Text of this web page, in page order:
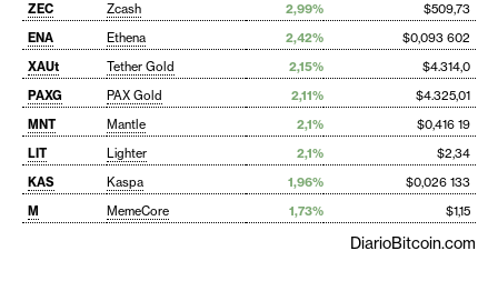
ZEC
Zcash 2,99%
$509,73
ENA
Ethena 2,42%
$0,093 602
XAUt
Tether Gold 2,15%
$4.314,0
PAXG
PAX Gold 2,11%
$4.325,01
MNT
Mantle 2,1%
$0,416 19
LIT
Lighter 2,1%
$2,34
KAS
Kaspa 1,96%
$0,026 133
M
MemeCore 1,73% $1,15
DiarioBitcoin.com